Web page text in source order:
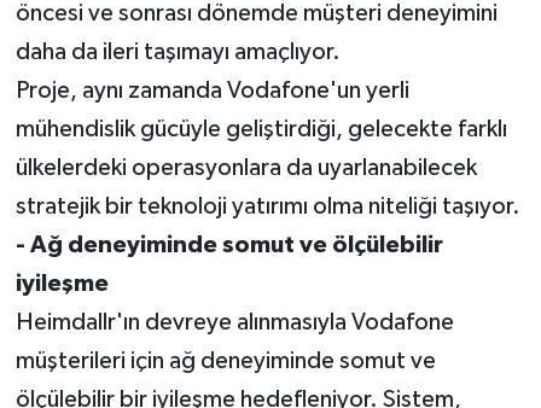
öncesi ve sonrası dönemde müşteri deneyimini
daha da ileri taşımayı amaçlıyor.
Proje, aynı zamanda Vodafone'un yerli
mühendislik gücüyle geliştirdiği, gelecekte farklı
ülkelerdeki operasyonlara da uyarlanabilecek
stratejik bir teknoloji yatırımı olma niteliği taşıyor.
- Ağ deneyiminde somut ve ölçülebilir
iyileşme
Heimdallr'ın devreye alınmasıyla Vodafone
müşterileri için ağ deneyiminde somut ve
ölçülebilir bir iyileşme hedefleniyor. Sistem,